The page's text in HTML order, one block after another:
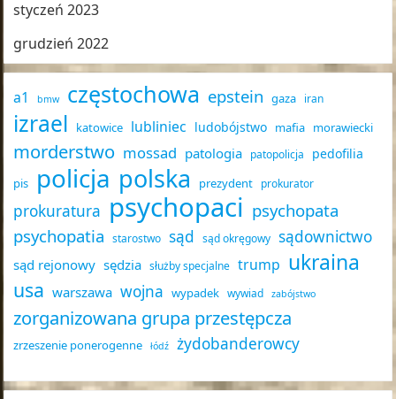
styczeń 2023
grudzień 2022
a1 bmw częstochowa epstein gaza iran
izrael katowice lubliniec ludobójstwo mafia morawiecki
morderstwo mossad patologia patopolicja pedofilia
pis policja polska prezydent prokurator
prokuratura psychopaci psychopata
psychopatia
starostwo sąd sąd okręgowy sądownictwo
sąd rejonowy sędzia służby specjalne trump ukraina
usa warszawa wojna wypadek wywiad zabójstwo
zorganizowana grupa przestępcza
zrzeszenie ponerogenne łódź żydobanderowcy